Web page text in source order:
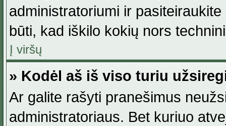
administratoriumi ir
būti, kad iškilo kokių nors
Į viršų
» Kodėl aš iš viso turiu
Ar galite rašyti pranešimus
administratoriaus. Bet kuriuo